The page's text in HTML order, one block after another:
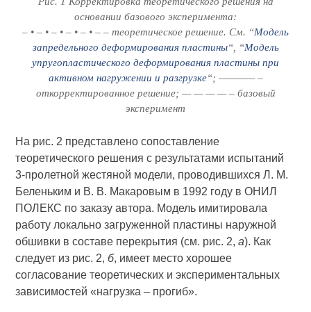
основании базового эксперимента:
– • – • – • – • – • – – теоретическое решение. См. “Модель
запредельного деформирования пластины“, “Модель
упругопластического деформирования пластины при
активном нагружении и разгрузке“; ———— –
откорректированное решение; — — — — – базовый
эксперимент
На рис. 2 представлено сопоставление
теоретического решения с результатами испытаний
3-пролетной жестяной модели, проводившихся Л. М.
Беленьким и В. В. Макаровым в 1992 году в ОНИЛ
ПОЛЕКС по заказу автора. Модель имитировала
работу локально загруженной пластины наружной
обшивки в составе перекрытия (см. рис. 2,а). Как
следует из рис. 2,б, имеет место хорошее
согласование теоретических и экспериментальных
зависимостей «нагрузка – прогиб».